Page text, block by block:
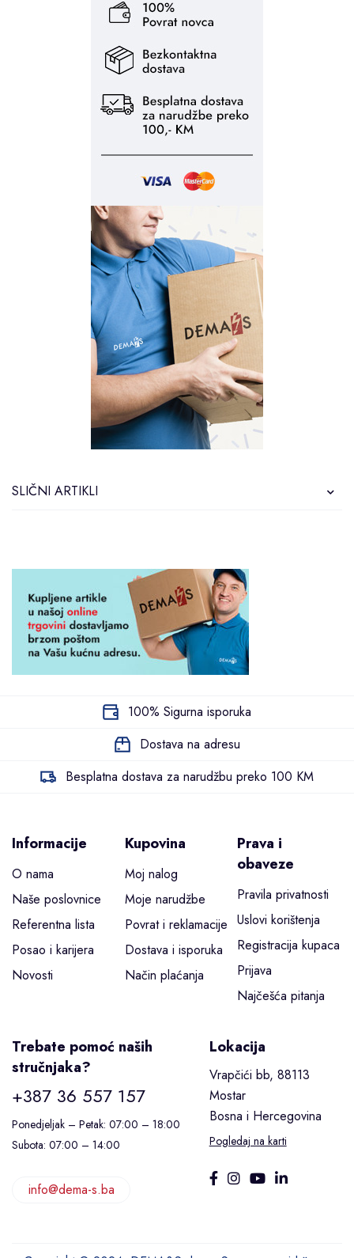
SLIČNI ARTIKLI
100% Sigurna isporuka
Dostava na adresu
Besplatna dostava za narudžbu preko 100 KM
Informacije
O nama
Naše poslovnice
Referentna lista
Posao i karijera
Novosti
Kupovina
Moj nalog
Moje narudžbe
Povrat i reklamacije
Dostava i isporuka
Način plaćanja
Prava i
obaveze
Pravila privatnosti
Uslovi korištenja
Registracija kupaca
Prijava
Najčešća pitanja
Trebate pomoć naših
stručnjaka?
+387 36 557 157
Ponedjeljak – Petak: 07:00 – 18:00
Subota: 07:00 – 14:00
info@dema-s.ba
Lokacija
Vrapčići bb, 88113
Mostar
Bosna i Hercegovina
Pogledaj na karti